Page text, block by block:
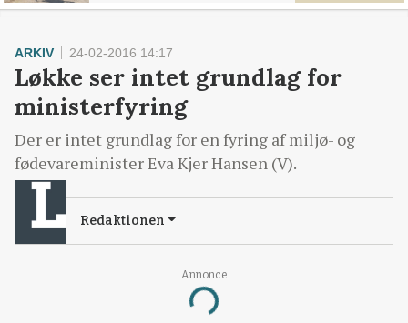
Annonce
Loading...
ARKIV 24-02-2016 14:17
Løkke ser intet grundlag for
ministerfyring
Der er intet grundlag for en fyring af miljø- og
fødevareminister Eva Kjer Hansen (V).
Redaktionen